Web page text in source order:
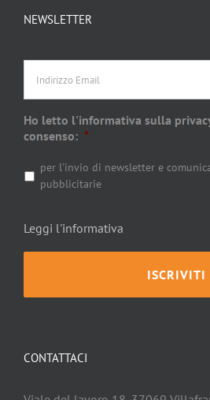
NEWSLETTER
Indirizzo
Email
Ho letto l'informativa sulla
consenso: *
per l'invio di newsletter e
pubblicitarie
Leggi l'informativa
CONTATTACI